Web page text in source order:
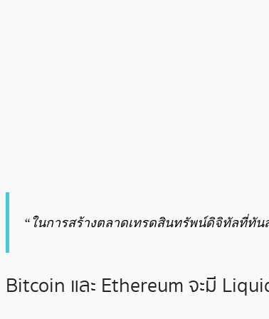
“ในการสร้างตลาดเทรดสินทรัพน์ดิจิทัลที่ทัน
Bitcoin และ Ethereum จะมี